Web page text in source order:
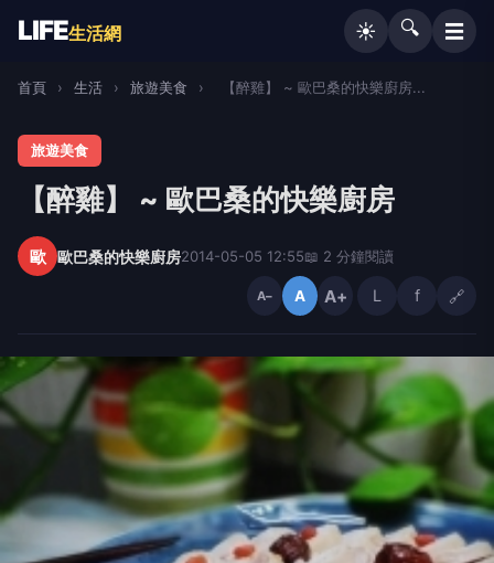
LIFE生活網 ☀️ 🔍 ☰
首頁 › 生活 › 旅遊美食 › 【醉雞】 ~ 歐巴桑的快樂廚房...
旅遊美食
【醉雞】 ~ 歐巴桑的快樂廚房
歐 歐巴桑的快樂廚房2014-05-05 12:55📖 2 分鐘閱讀
A− A A+ L f 🔗